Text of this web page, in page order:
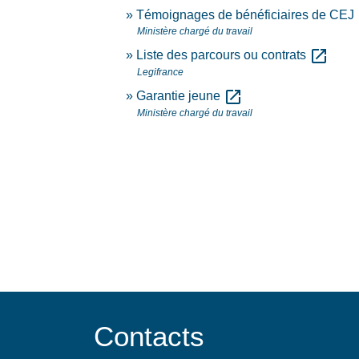
Témoignages de bénéficiaires de CEJ
Ministère chargé du travail
Liste des parcours ou contrats open_in_new
Legifrance
Garantie jeune open_in_new
Ministère chargé du travail
Contacts